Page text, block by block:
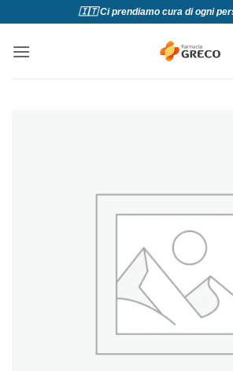
contenuti
🇮🇹 Ci prendiamo cura di ogni